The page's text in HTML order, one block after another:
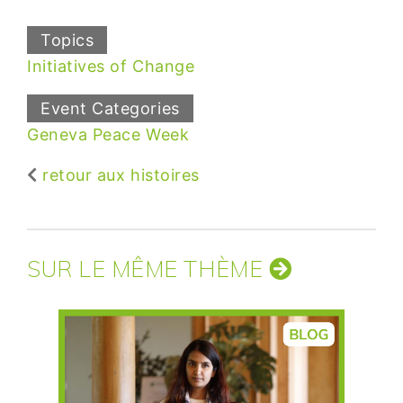
Topics
Initiatives of Change
Event Categories
Geneva Peace Week
retour aux histoires
SUR LE MÊME THÈME